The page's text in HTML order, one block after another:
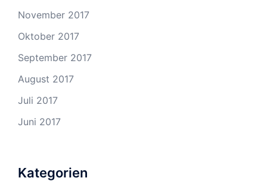
November 2017
Oktober 2017
September 2017
August 2017
Juli 2017
Juni 2017
Kategorien